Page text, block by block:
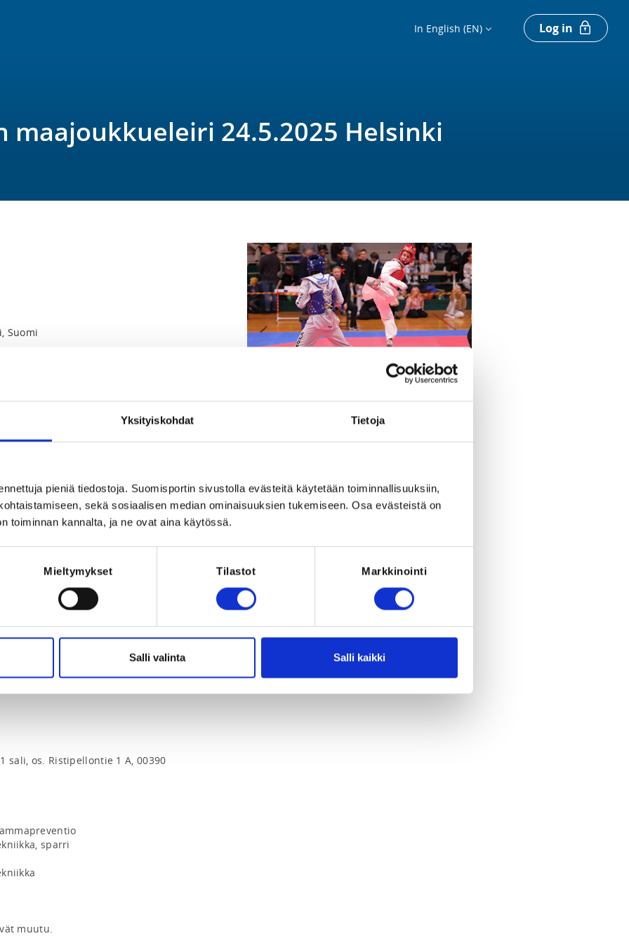
Yksityiskohdat Tietoja
pieniä tiedostoja. Suomisportin sivustolla evästeitä käytetään toiminnallisuuksiin,
sekä sosiaalisen median ominaisuuksien tukemiseen. Osa evästeistä on
toiminnan kannalta, ja ne ovat aina käytössä.
Mieltymykset Tilastot Markkinointi
Salli valinta Salli kaikki
In English (EN) Log in
maajoukkueleiri 24.5.2025 Helsinki
Suomi
at 20:00
sali, os. Ristipellontie 1 A, 00390
sparri
muutu.
REQUIRED FOR THE REGISTRATION